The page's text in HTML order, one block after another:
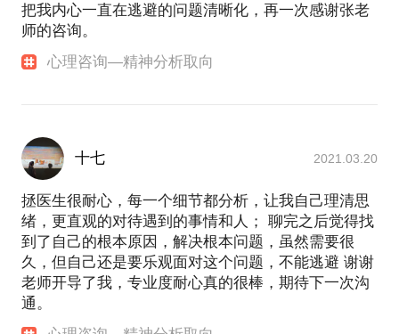
把我内心一直在逃避的问题清晰化，再一次感谢张老
师的咨询。
心理咨询—精神分析取向
十七 2021.03.20
拯医生很耐心，每一个细节都分析，让我自己理清思
绪，更直观的对待遇到的事情和人； 聊完之后觉得找
到了自己的根本原因，解决根本问题，虽然需要很
久，但自己还是要乐观面对这个问题，不能逃避 谢谢
老师开导了我，专业度耐心真的很棒，期待下一次沟
通。